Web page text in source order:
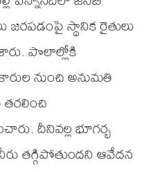
స్థానిక రైతులు
పొలాల్లోకి
నుంచి అనుమతి
తరలించి
దీనివల్ల భూగర్భ
తగ్గిపోతుందని ఆవేదన